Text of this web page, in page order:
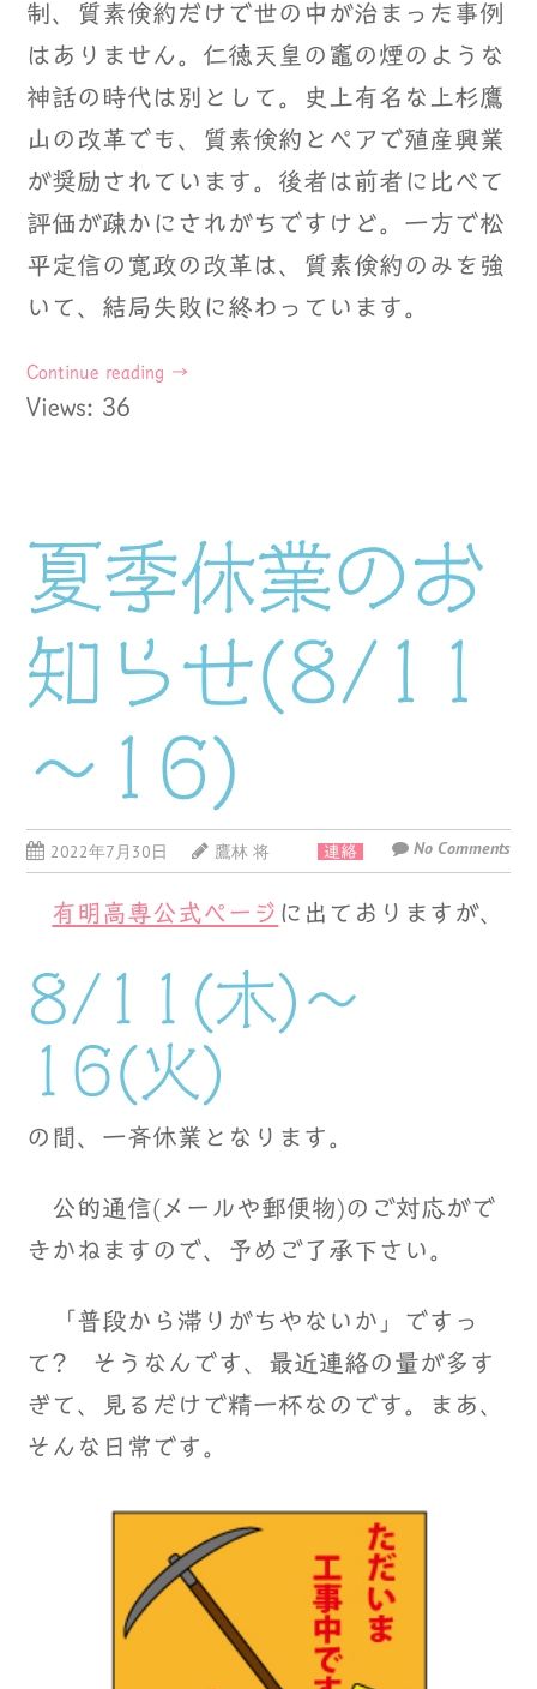
制、質素倹約だけで世の中が治まった事例
はありません。仁徳天皇の竈の煙のような
神話の時代は別として。史上有名な上杉鷹
山の改革でも、質素倹約とペアで殖産興業
が奨励されています。後者は前者に比べて
評価が疎かにされがちですけど。一方で松
平定信の寛政の改革は、質素倹約のみを強
いて、結局失敗に終わっています。
Continue reading →
Views: 36
夏季休業のお
知らせ(8/11
～16)
2022年7月30日 鷹林 将 連絡 No Comments
有明高専公式ページ に出ておりますが、
8/11(木)～
16(火)
の間、一斉休業となります。
公的通信(メールや郵便物)のご対応がで
きかねますので、予めご了承下さい。
「普段から滞りがちやないか」ですっ
て? そうなんです、最近連絡の量が多す
ぎて、見るだけで精一杯なのです。まあ、
そんな日常です。